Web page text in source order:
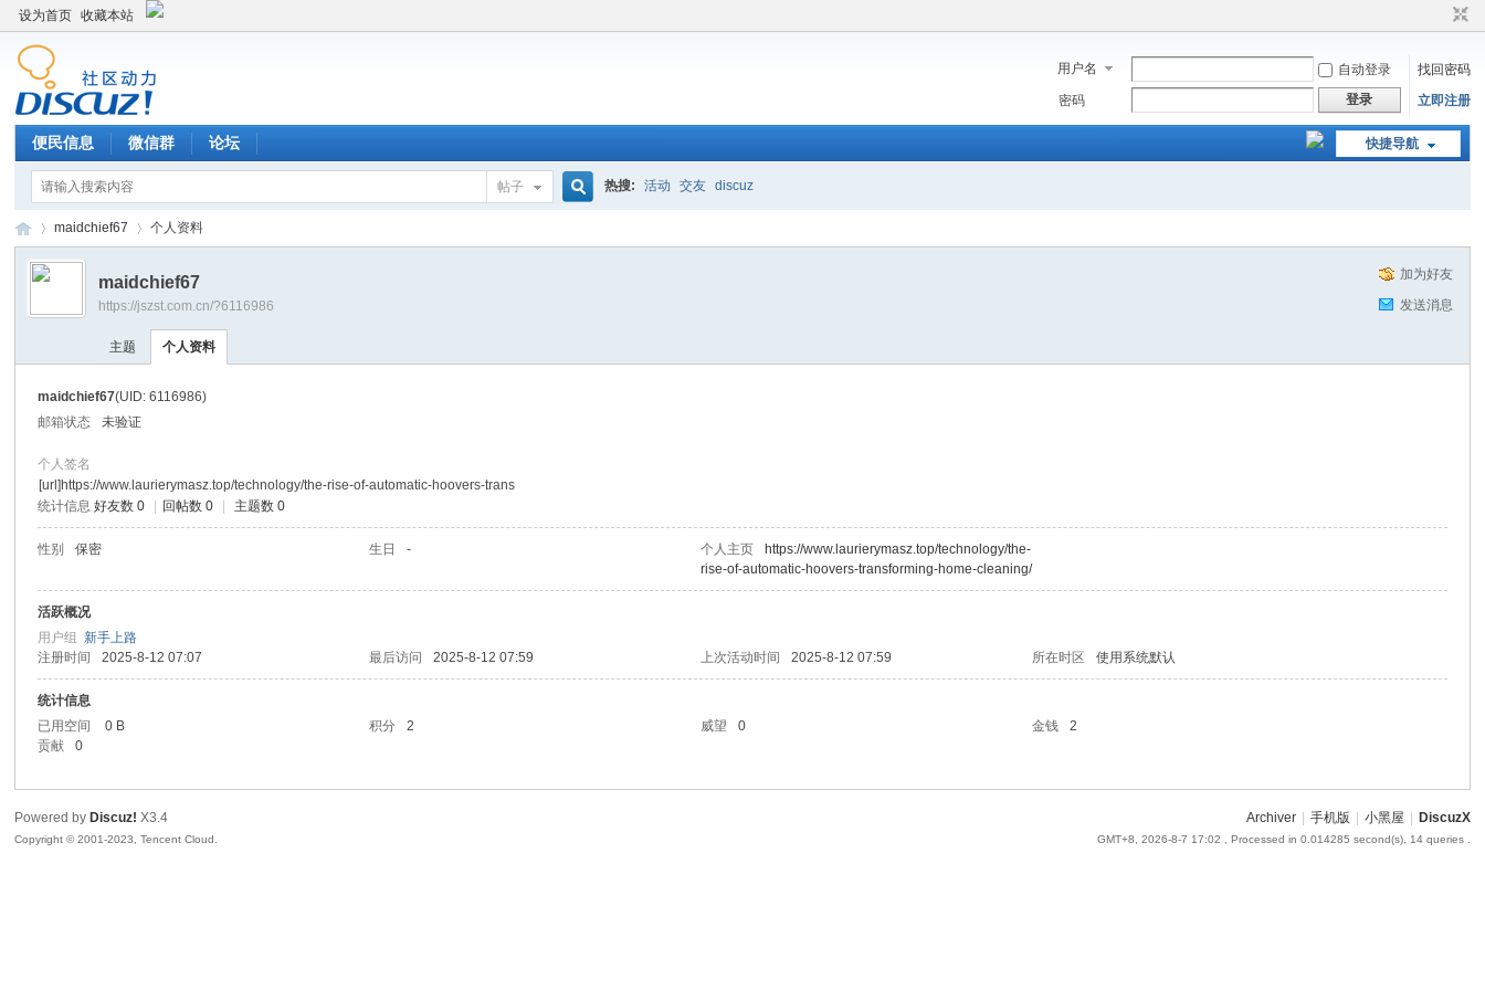
设为首页 收藏本站
用户名 自动登录
找回密码
密码
登录 立即注册
快捷导航
便民信息 微信群 论坛
帖子 热搜: 活动 交友 discuz
›
maidchief67 个人资料
加为好友
发送消息
maidchief67
https://jszst.com.cn/?6116986
主题 个人资料
maidchief67(UID: 6116986)
邮箱状态
未验证
个人签名
[url]https://www.laurierymasz.top/technology/the-rise-of-automatic-hoovers-trans
统计信息 好友数 0 回帖数 0 主题数 0
性别 保密 生日 - 个人主页
https://www.laurierymasz.top/technology/the-
rise-of-automatic-hoovers-transforming-home-cleaning/
活跃概况
用户组新手上路
注册时间
2025-8-12 07:07 最后访问 2025-8-12 07:59 上次活动时间 2025-8-12 07:59 所在时区 使用系统默认
统计信息
已用空间
0 B 积分 2 威望 0 金钱
2
贡献
0
Archiver 手机版 小黑屋 DiscuzX
GMT+8, 2026-8-7 17:02 , Processed in 0.014285 second(s), 14 queries .
Powered by Discuz! X3.4
Copyright © 2001-2023, Tencent Cloud.